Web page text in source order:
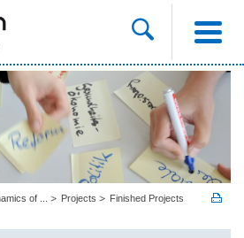
of ... Projects
Finished Projects